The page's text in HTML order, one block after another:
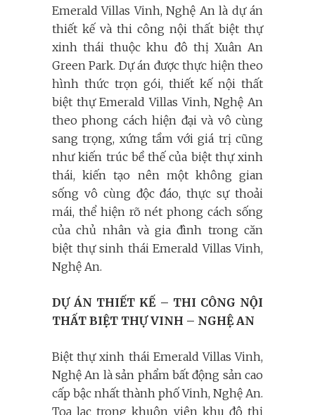
Emerald Villas Vinh, Nghệ An là dự án
thiết kế và thi công nội thất biệt thự
xinh thái thuộc khu đô thị Xuân An
Green Park. Dự án được thực hiện theo
hình thức trọn gói, thiết kế nội thất
biệt thự Emerald Villas Vinh, Nghệ An
theo phong cách hiện đại và vô cùng
sang trọng, xứng tầm với giá trị cũng
như kiến trúc bề thế của biệt thự xinh
thái, kiến tạo nên một không gian
sống vô cùng độc đáo, thực sự thoải
mái, thể hiện rõ nét phong cách sống
của chủ nhân và gia đình trong căn
biệt thự sinh thái Emerald Villas Vinh,
Nghệ An.
DỰ ÁN THIẾT KẾ – THI CÔNG NỘI
THẤT BIỆT THỰ VINH – NGHỆ AN
Biệt thự xinh thái Emerald Villas Vinh,
Nghệ An là sản phẩm bất động sản cao
cấp bậc nhất thành phố Vinh, Nghệ An.
Toạ lạc trong khuôn viên khu đô thị